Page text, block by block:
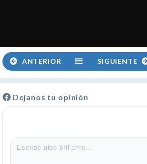
ANTERIOR SIGUIENTE
Dejanos tu opinión